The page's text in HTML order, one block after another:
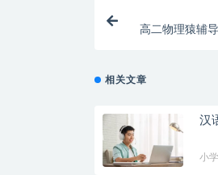
高二物理猿辅
相关文章
汉
小